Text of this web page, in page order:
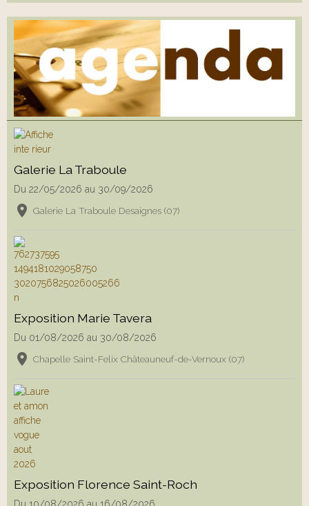
Galerie La Traboule
Du 22/05/2026 au 30/09/2026
Galerie La Traboule Desaignes (07)
Exposition Marie Tavera
Du 01/08/2026 au 30/08/2026
Chapelle Saint-Felix Châteauneuf-de-Vernoux (07)
Exposition Florence Saint-Roch